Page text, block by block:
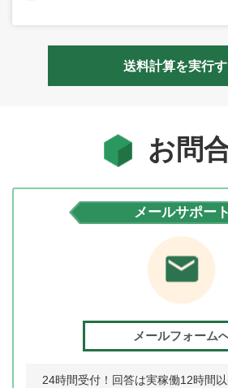
送料計算を実行
お問
メールサポート
メールフォーム
24時間受付！回答は実稼働12時間